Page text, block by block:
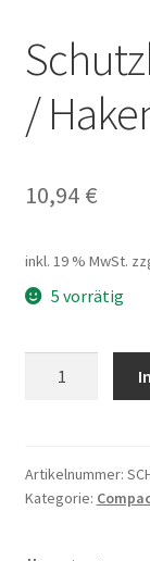
/
10,94 €
inkl. 19 % MwSt.
5 vorrätig
schwarz
CPP
Artikelnummer:
Kategorie: